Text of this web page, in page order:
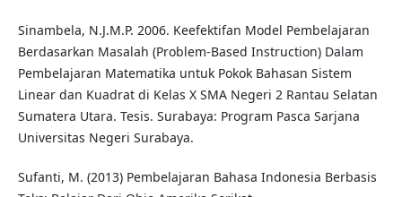
Sinambela, N.J.M.P. 2006. Keefektifan Model Pembelajaran
Berdasarkan Masalah (Problem-Based Instruction) Dalam
Pembelajaran Matematika untuk Pokok Bahasan Sistem
Linear dan Kuadrat di Kelas X SMA Negeri 2 Rantau Selatan
Sumatera Utara. Tesis. Surabaya: Program Pasca Sarjana
Universitas Negeri Surabaya.
Sufanti, M. (2013) Pembelajaran Bahasa Indonesia Berbasis